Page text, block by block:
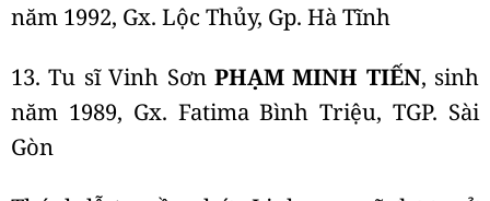
năm 1992, Gx. Lộc Thủy, Gp. Hà Tĩnh
13. Tu sĩ Vinh Sơn PHẠM MINH TIẾN, sinh
năm 1989, Gx. Fatima Bình Triệu, TGP. Sài
Gòn